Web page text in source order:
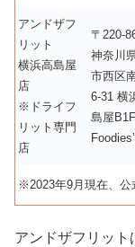
アンドザフ
リット
横浜高島屋
店
※ドライフ
リット専門
店
〒220-
神奈川
市西区
6-31 横
島屋B1F
※2023年9月現在、公
アンドザフリット